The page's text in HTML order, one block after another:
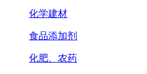
化学建材
食品添加剂
化肥、农药